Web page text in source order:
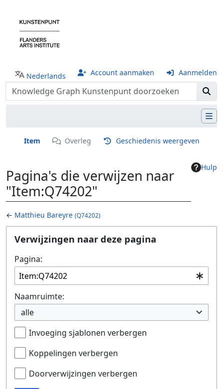
Nederlands Account aanmaken Aanmelden
Item Overleg Geschiedenis weergeven
Hulp
Pagina's die verwijzen naar
"Item:Q74202"
← Matthieu Bareyre (Q74202)
Ga naar:navigatie,zoeken
Verwijzingen naar deze pagina
Pagina:
Naamruimte:
alle
Invoeging sjablonen verbergen
Koppelingen verbergen
Doorverwijzingen verbergen